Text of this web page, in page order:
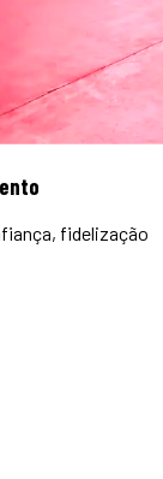
fidelização